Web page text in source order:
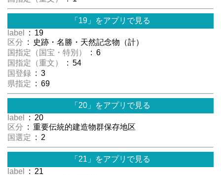
「19」をアプリで見る
label
: 19
区分 : 史跡・名勝・天然記念物（計）
国指定（国宝・特別）
: 6
国指定（重文）
: 54
国登録 : 3
県指定 : 69
「20」をアプリで見る
label
: 20
区分 : 重要伝統的建造物群保存地区
国選定 : 2
「21」をアプリで見る
label
: 21